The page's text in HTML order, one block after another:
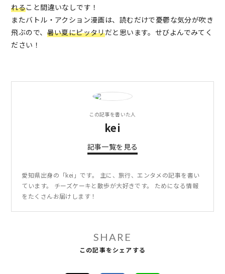
れること間違いなしです！
またバトル・アクション漫画は、読むだけで憂鬱な気分が吹き
飛ぶので、 暑い夏にピッタリだと思います。せびよんでみてく
ださい！
この記事を書いた人
kei
記事一覧を見る
愛知県出身の「kei」です。 主に、旅行、エンタメの記事を書い
ています。 チーズケーキと散歩が大好きです。 ためになる情報
をたくさんお届けします！
SHARE
この記事をシェアする